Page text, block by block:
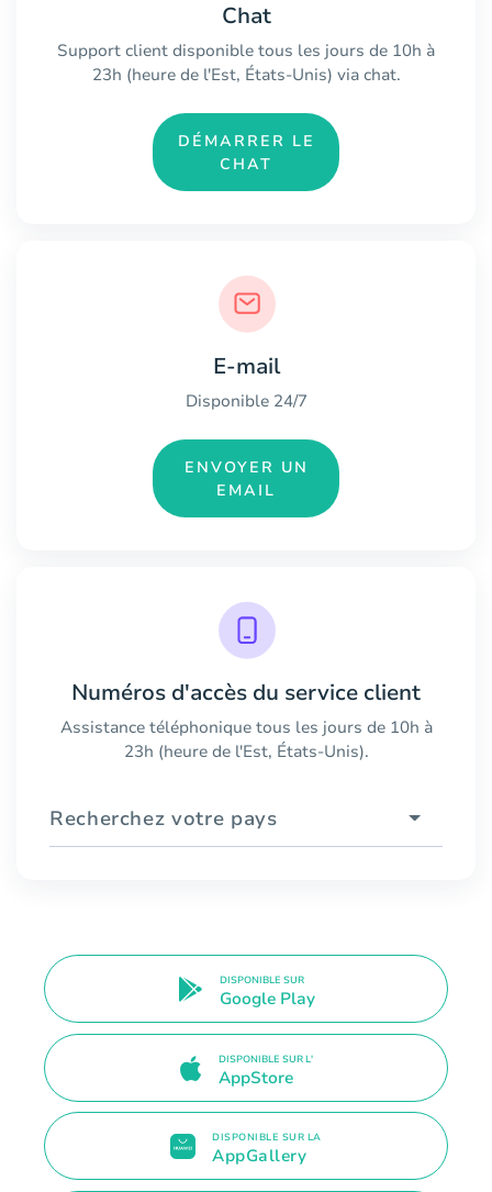
Chat
Support client disponible tous les jours de 10h à
23h (heure de l'Est, États-Unis) via chat.
DÉMARRER LE
CHAT
E-mail
Disponible 24/7
ENVOYER UN
EMAIL
Numéros d'accès du service client
Assistance téléphonique tous les jours de 10h à
23h (heure de l'Est, États-Unis).
Recherchez votre pays
DISPONIBLE SUR
Google Play
DISPONIBLE SUR L'
AppStore
DISPONIBLE SUR LA
AppGallery